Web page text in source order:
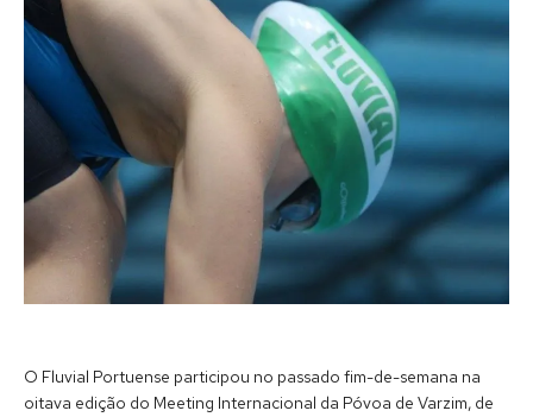
O Fluvial Portuense participou no passado fim-de-semana na
oitava edição do Meeting Internacional da Póvoa de Varzim, de